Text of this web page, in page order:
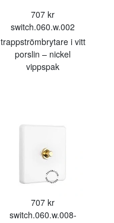
707 kr
switch.060.w.002
trappströmbrytare i vitt
porslin – nickel
vippspak
707 kr
switch.060.w.008-